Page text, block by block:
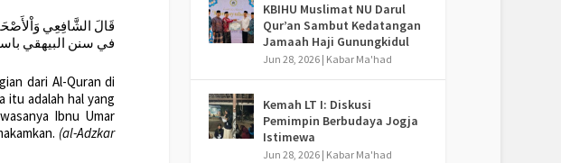
قَالَ الشَّافِعِي
في سنن البيهقي
dari Al-Quran di
itu adalah hal yang
Ibnu Umar
(al-Adzkar
KBIHU Muslimat NU Darul
Qur’an Sambut Kedatangan
Jamaah Haji Gunungkidul
Jun 28, 2026 | Kabar Ma'had
Kemah LT I: Diskusi
Pemimpin Berbudaya Jogja
Istimewa
Jun 28, 2026 | Kabar Ma'had